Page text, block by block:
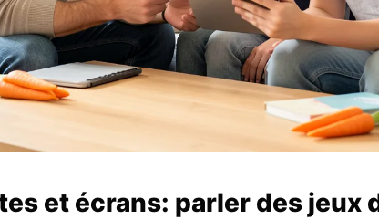
et écrans: parler des jeux